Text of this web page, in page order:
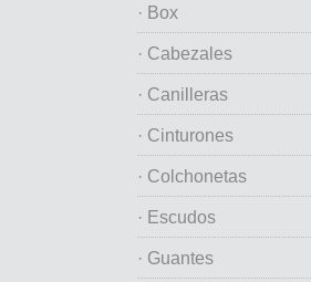
· Box
· Cabezales
· Canilleras
· Cinturones
· Colchonetas
· Escudos
· Guantes